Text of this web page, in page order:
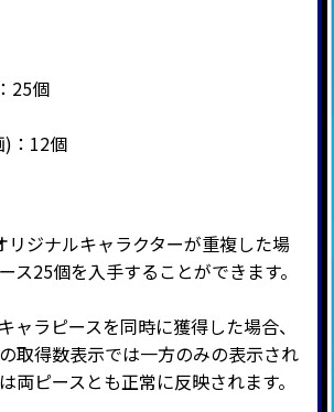
25個
)：12個
リジナルキャラクターが重複した場
ス25個を入手することができます。
ャラピースを同時に獲得した場合、
取得数表示では一方のみの表示され
両ピースとも正常に反映されます。